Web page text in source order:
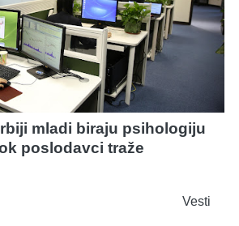
mladi biraju psihologiju
poslodavci traže
Vesti